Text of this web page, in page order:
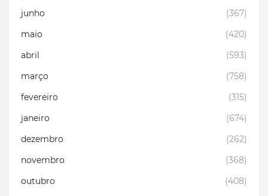
junho
(367)
maio
(420)
abril
(593)
março
(758)
fevereiro
(315)
janeiro
(674)
dezembro
(262)
novembro
(368)
outubro
(408)